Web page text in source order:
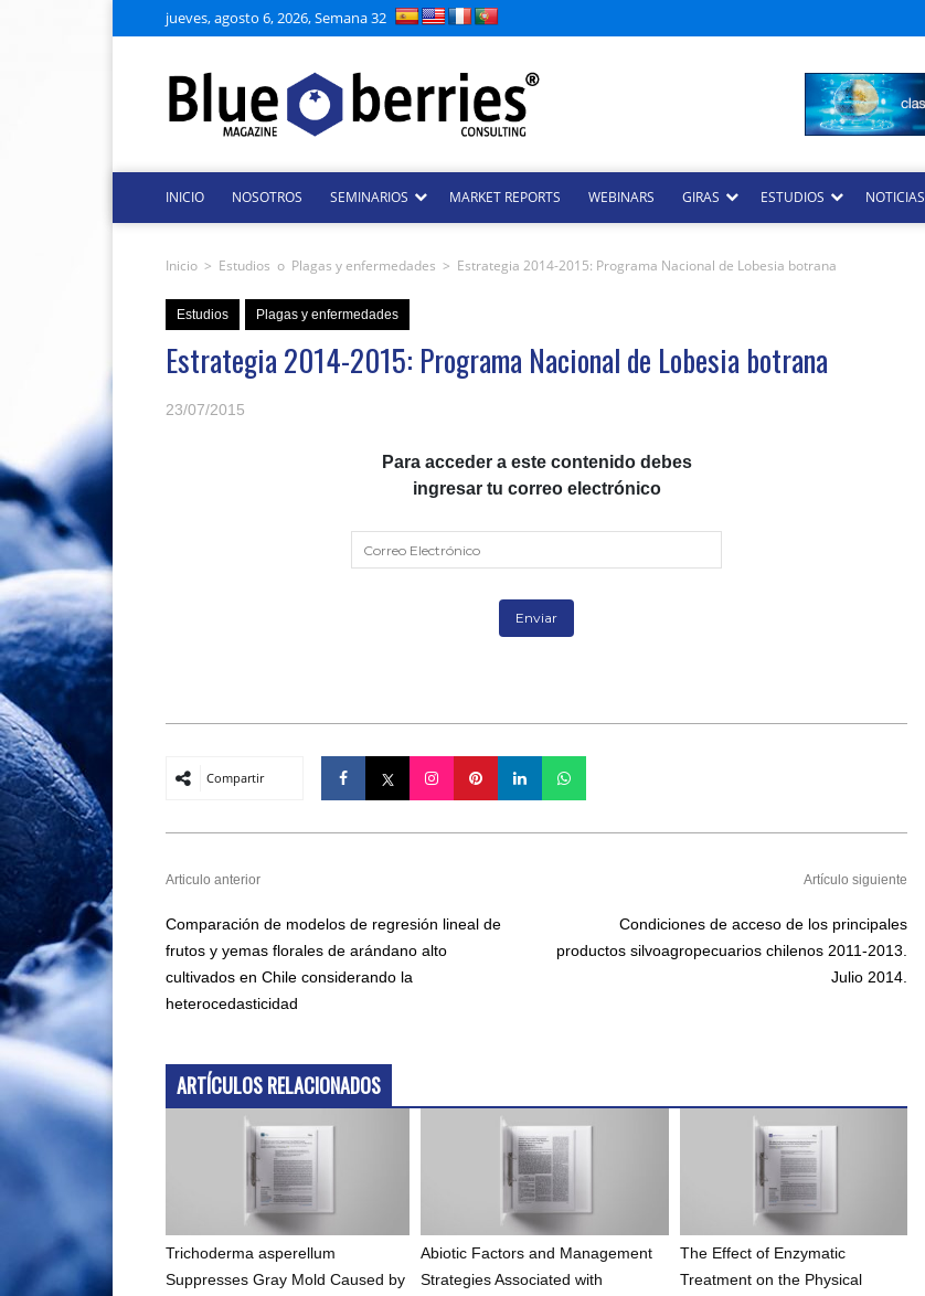
jueves, agosto 6, 2026, Semana 32
INICIO NOSOTROS SEMINARIOS MARKET REPORTS WEBINARS GIRAS ESTUDIOS NOTICIAS
Inicio > Estudios o Plagas y enfermedades > Estrategia 2014-2015: Programa Nacional de Lobesia botrana
Estudios Plagas y enfermedades
Estrategia 2014-2015: Programa Nacional de Lobesia botrana
23/07/2015
Para acceder a este contenido debes
ingresar tu correo electrónico
Compartir
Articulo anterior
Comparación de modelos de regresión lineal de
frutos y yemas florales de arándano alto
cultivados en Chile considerando la
heterocedasticidad
Artículo siguiente
Condiciones de acceso de los principales
productos silvoagropecuarios chilenos 2011-2013.
Julio 2014.
ARTÍCULOS RELACIONADOS
Trichoderma asperellum
Suppresses Gray Mold Caused by
Abiotic Factors and Management
Strategies Associated with
The Effect of Enzymatic
Treatment on the Physical